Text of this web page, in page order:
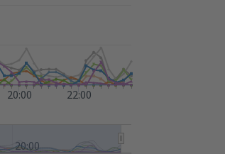
20:00 22:00
20:00